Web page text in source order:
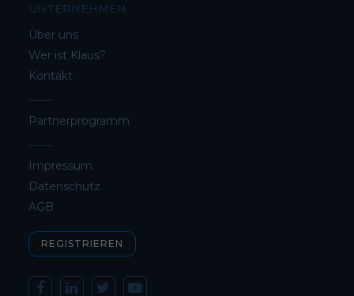
UNTERNEHMEN
Über uns
Wer ist Klaus?
Kontakt
Partnerprogramm
Impressum
Datenschutz
AGB
REGISTRIEREN